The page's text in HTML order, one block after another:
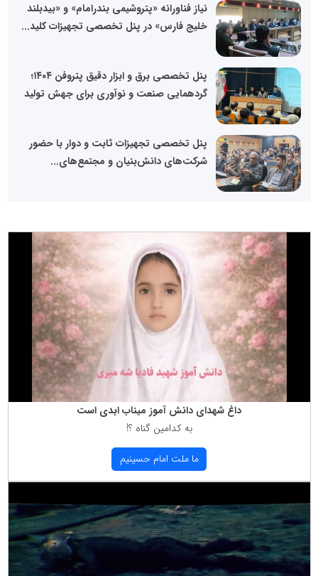
نیاز فناورانه «پتروشیمی بندرامام» و «بیدبلند
خلیج فارس» در پنل تخصصی تجهیزات کلید...
پنل تخصصی برق و ابزار دقیق پتروفن ۱۴۰۴؛
گردهمایی صنعت و نوآوری برای جهش تولید
پنل تخصصی تجهیزات ثابت و دوار با حضور
شرکت‌های دانش‌بنیان و مجتمع‌های...
داغ شهدای دانش آموز میناب ابدی است
به كدامین گناه ؟!
ما ملت امام حسینیم